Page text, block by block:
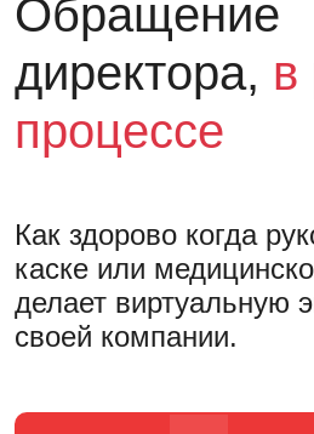
Обращение
директора, в
процессе
Как здорово когда
каске или
делает виртуальную
своей компании.